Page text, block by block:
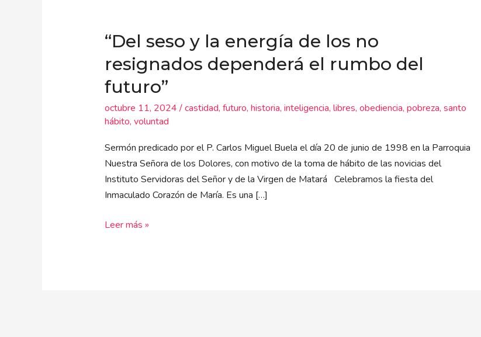
“Del seso y la energía de los no
resignados dependerá el rumbo del
futuro”
octubre 11, 2024/castidad, futuro, historia, inteligencia, libres, obediencia, pobreza, santo
hábito, voluntad
Sermón predicado por el P. Carlos Miguel Buela el día 20 de junio de 1998 en la Parroquia
Nuestra Señora de los Dolores, con motivo de la toma de hábito de las novicias del
Instituto Servidoras del Señor y de la Virgen de Matará Celebramos la fiesta del
Inmaculado Corazón de María. Es una […]
y
energía
de
los
no
dependerá
el
rumbo
del
Leer más »